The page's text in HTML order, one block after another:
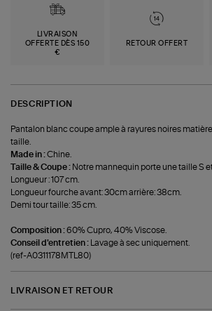
LIVRAISON
OFFERTE DÈS 150
€
RETOUR OFFERT
DESCRIPTION
Pantalon blanc coupe ample à rayures noires
taille.
Made in :Chine.
Taille & Coupe : Notre mannequin porte une taille S
Longueur : 107 cm.
Longueur fourche avant: 30cm arrière: 38cm.
Demi tour taille: 35 cm.
Composition :60% Cupro, 40% Viscose.
Conseil d'entretien : Lavage à sec uniquement.
(ref-A0311178MTL80)
LIVRAISON ET RETOUR